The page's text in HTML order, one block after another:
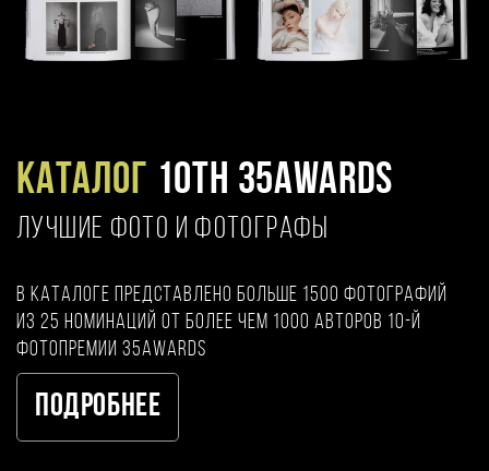
Каталог 10TH 35AWARDS
ЛУЧШИЕ ФОТО И ФОТОГРАФЫ
В каталоге представлено больше 1500 фотографий
из 25 номинаций от более чем 1000 авторов 10-й
фотопремии 35AWARDS
Подробнее